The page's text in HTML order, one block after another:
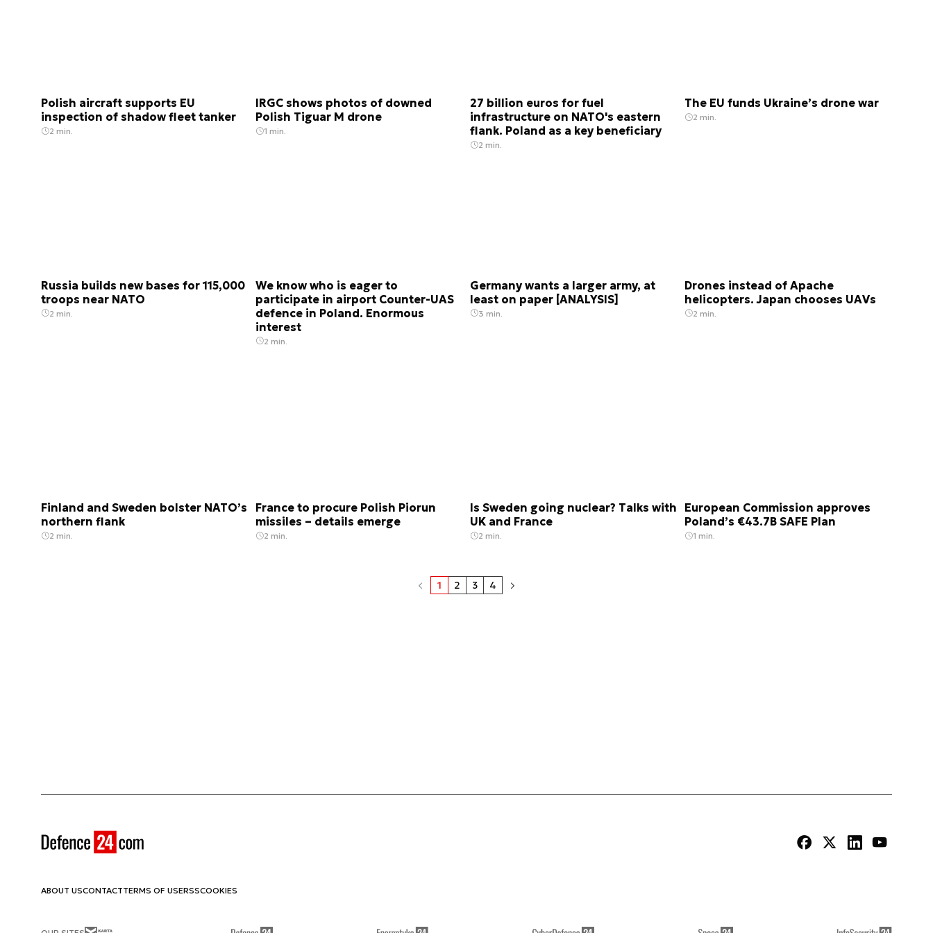
Polish aircraft supports EU
inspection of shadow fleet tanker
2 min.
IRGC shows photos of downed
Polish Tiguar M drone
1 min.
27 billion euros for fuel
infrastructure on NATO's eastern
flank. Poland as a key beneficiary
2 min.
The EU funds Ukraine’s drone war
2 min.
Russia builds new bases for 115,000
troops near NATO
2 min.
We know who is eager to
participate in airport Counter-UAS
defence in Poland. Enormous
interest
2 min.
Germany wants a larger army, at
least on paper [ANALYSIS]
3 min.
Drones instead of Apache
helicopters. Japan chooses UAVs
2 min.
Finland and Sweden bolster NATO’s
northern flank
2 min.
France to procure Polish Piorun
missiles – details emerge
2 min.
Is Sweden going nuclear? Talks with
UK and France
2 min.
European Commission approves
Poland’s €43.7B SAFE Plan
1 min.
1 2 3 4
ABOUT USCONTACTTERMS OF USERSSCOOKIES